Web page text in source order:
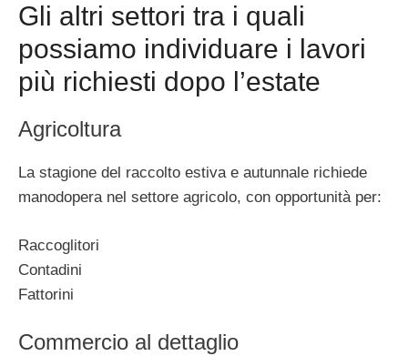
Gli altri settori tra i quali
possiamo individuare i lavori
più richiesti dopo l’estate
Agricoltura
La stagione del raccolto estiva e autunnale richiede
manodopera nel settore agricolo, con opportunità per:
Raccoglitori
Contadini
Fattorini
Commercio al dettaglio